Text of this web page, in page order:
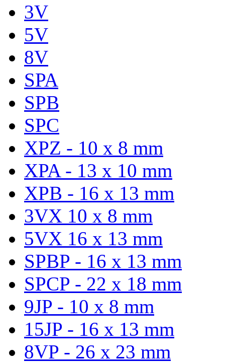
3V
5V
8V
SPA
SPB
SPC
XPZ - 10 x 8 mm
XPA - 13 x 10 mm
XPB - 16 x 13 mm
3VX 10 x 8 mm
5VX 16 x 13 mm
SPBP - 16 x 13 mm
SPCP - 22 x 18 mm
9JP - 10 x 8 mm
15JP - 16 x 13 mm
8VP - 26 x 23 mm